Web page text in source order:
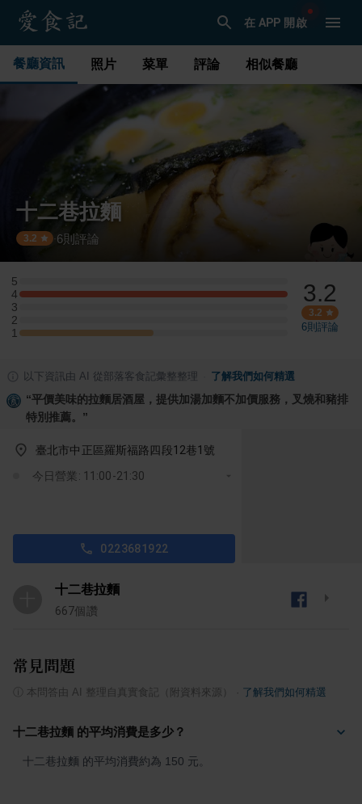
在 APP 開啟
餐廳資訊 照片 菜單 評論 相似餐廳
十二巷拉麵
3.2 ·6則評論
5
5 星：0 則評論
4
4 星：2 則評論
3
3 星：0 則評論
2
2 星：0 則評論
1
1 星：1 則評論
3.2
3.2
6則評論
以下資訊由 AI 從部落客食記彙整整理 了解我們如何精選
“平價美味的拉麵居酒屋，提供加湯加麵不加價服務，叉燒和豬排
特別推薦。 ”
臺北市中正區羅斯福路四段12巷1號
今日營業: 11:00-21:30
0223681922
十二巷拉麵
667個讚
常見問題
本問答由 AI 整理自真實食記（附資料來源） 了解我們如何精選
十二巷拉麵 的平均消費是多少？
十二巷拉麵 的平均消費約為 150 元。